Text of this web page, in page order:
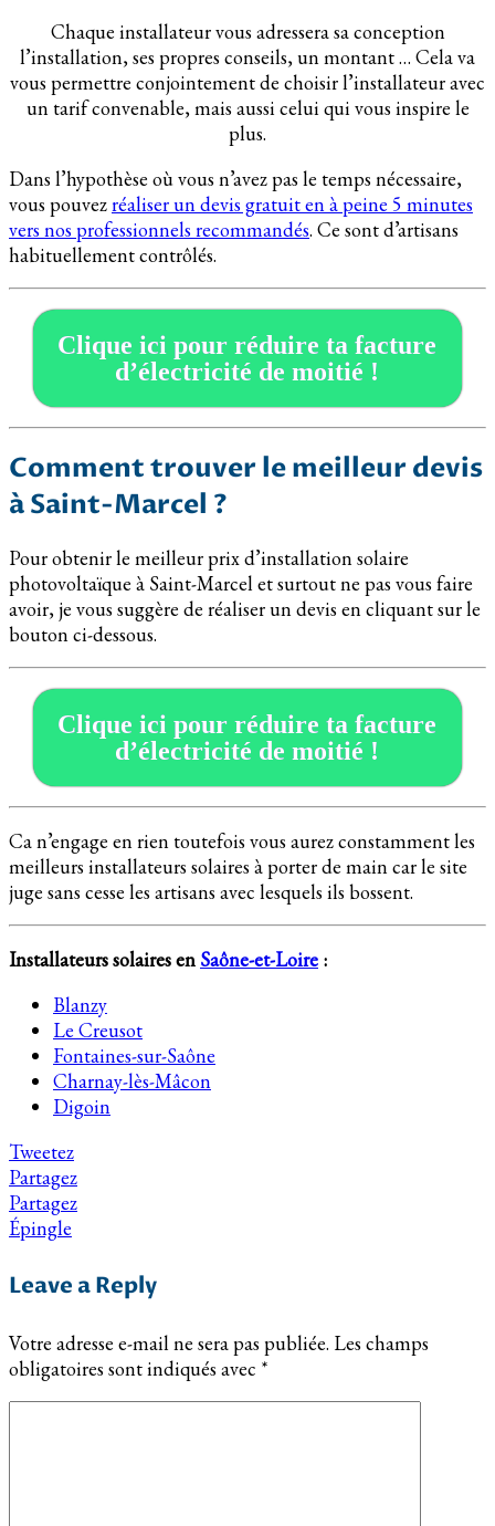
Chaque installateur vous adressera sa conception
l’installation, ses propres conseils, un montant … Cela va
vous permettre conjointement de choisir l’installateur avec
un tarif convenable, mais aussi celui qui vous inspire le
plus.
Dans l’hypothèse où vous n’avez pas le temps nécessaire,
vous pouvez réaliser un devis gratuit en à peine 5 minutes
vers nos professionnels recommandés. Ce sont d’artisans
habituellement contrôlés.
Clique ici pour réduire ta facture
d’électricité de moitié !
Comment trouver le meilleur devis
à Saint-Marcel ?
Pour obtenir le meilleur prix d’installation solaire
photovoltaïque à Saint-Marcel et surtout ne pas vous faire
avoir, je vous suggère de réaliser un devis en cliquant sur le
bouton ci-dessous.
Clique ici pour réduire ta facture
d’électricité de moitié !
Ca n’engage en rien toutefois vous aurez constamment les
meilleurs installateurs solaires à porter de main car le site
juge sans cesse les artisans avec lesquels ils bossent.
Installateurs solaires en Saône-et-Loire :
Blanzy
Le Creusot
Fontaines-sur-Saône
Charnay-lès-Mâcon
Digoin
Tweetez
Partagez
Partagez
Épingle
Leave a Reply
Votre adresse e-mail ne sera pas publiée. Les champs
obligatoires sont indiqués avec *